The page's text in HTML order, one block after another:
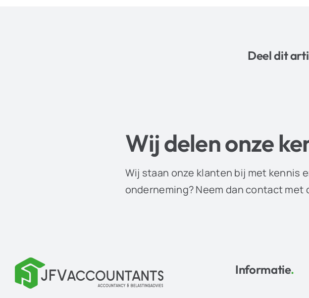
Deel dit
Wij delen onze
Wij staan onze klanten bij met kennis
onderneming? Neem dan contact met
Informatie.